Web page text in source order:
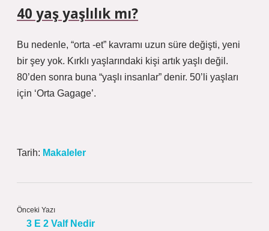
40 yaş yaşlılık mı?
Bu nedenle, “orta -et” kavramı uzun süre değişti, yeni
bir şey yok. Kırklı yaşlarındaki kişi artık yaşlı değil.
80’den sonra buna “yaşlı insanlar” denir. 50’li yaşları
için ‘Orta Gagage’.
Tarih: Makaleler
Önceki Yazı
3 E 2 Valf Nedir